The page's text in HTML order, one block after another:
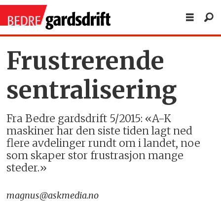
Frustrerende
sentralisering
Fra Bedre gardsdrift 5/2015: «A-K
maskiner har den siste tiden lagt ned
flere avdelinger rundt om i landet, noe
som skaper stor frustrasjon mange
steder.»
magnus@askmedia.no